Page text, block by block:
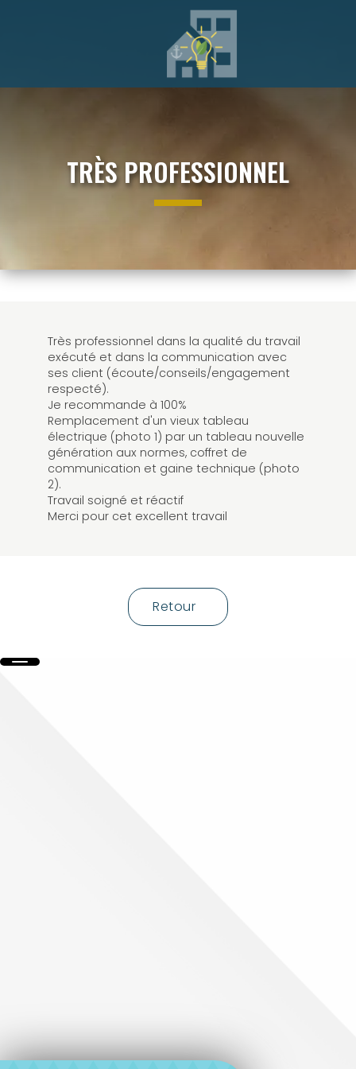
TRÈS PROFESSIONNEL
Très professionnel dans la qualité du travail
exécuté et dans la communication avec
ses client (écoute/conseils/engagement
respecté).
Je recommande à 100%
Remplacement d'un vieux tableau
électrique (photo 1) par un tableau nouvelle
génération aux normes, coffret de
communication et gaine technique (photo
2).
Travail soigné et réactif
Merci pour cet excellent travail
Retour